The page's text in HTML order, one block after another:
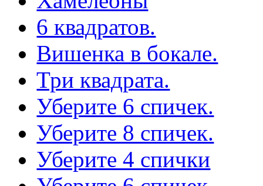
6 квадратов.
Вишенка в бокале.
Три квадрата.
Уберите 6 спичек.
Уберите 8 спичек.
Уберите 4 спички